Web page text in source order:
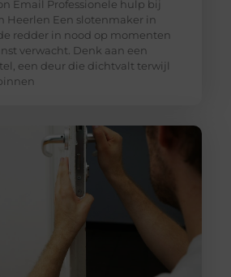
Email Professionele hulp bij
Heerlen Een slotenmaker in
redder in nood op momenten
verwacht. Denk aan een
een deur die dichtvalt terwijl